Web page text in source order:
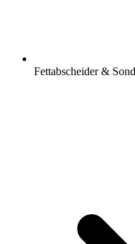
Fettabscheider &